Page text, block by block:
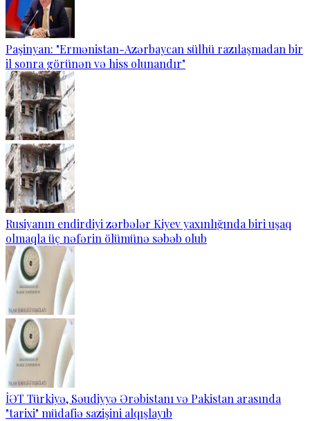
Paşinyan: "Ermənistan-Azərbaycan sülhü razılaşmadan bir
il sonra görünən və hiss olunandır"
Rusiyanın endirdiyi zərbələr Kiyev yaxınlığında biri uşaq
olmaqla üç nəfərin ölümünə səbəb olub
İƏT Türkiyə, Səudiyyə Ərəbistanı və Pakistan arasında
"tarixi" müdafiə sazişini alqışlayıb